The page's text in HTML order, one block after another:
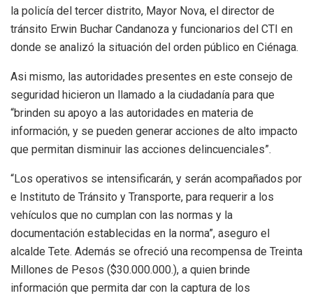
la policía del tercer distrito, Mayor Nova, el director de
tránsito Erwin Buchar Candanoza y funcionarios del CTI en
donde se analizó la situación del orden público en Ciénaga.
Asi mismo, las autoridades presentes en este consejo de
seguridad hicieron un llamado a la ciudadanía para que
“brinden su apoyo a las autoridades en materia de
información, y se pueden generar acciones de alto impacto
que permitan disminuir las acciones delincuenciales”.
“Los operativos se intensificarán, y serán acompañados por
e Instituto de Tránsito y Transporte, para requerir a los
vehículos que no cumplan con las normas y la
documentación establecidas en la norma”, aseguro el
alcalde Tete. Además se ofreció una recompensa de Treinta
Millones de Pesos ($30.000.000.), a quien brinde
información que permita dar con la captura de los